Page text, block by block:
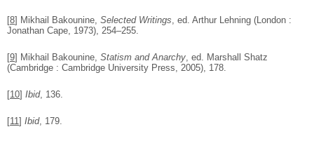
[8] Mikhail Bakounine, Selected Writings, ed. Arthur Lehning (London :
Jonathan Cape, 1973), 254–255.
[9] Mikhail Bakounine, Statism and Anarchy, ed. Marshall Shatz
(Cambridge : Cambridge University Press, 2005), 178.
[10] Ibid, 136.
[11] Ibid, 179.